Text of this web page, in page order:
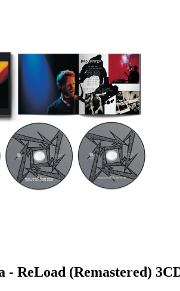
- ReLoad (Remastered)